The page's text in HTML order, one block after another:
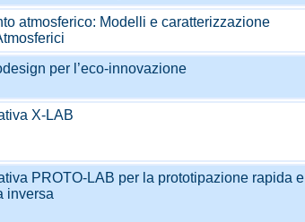
atmosferico: Modelli e caratterizzazione
per l’eco-innovazione
X-LAB
PROTO-LAB per la prototipazione rapida e
inversa